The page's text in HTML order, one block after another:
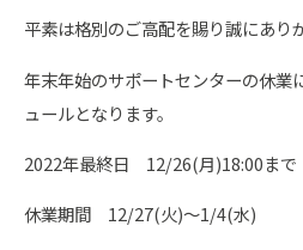
平素は格別のご高配を賜り誠にあり
年末年始のサポートセンターの休業
ュールとなります。
2022年最終日 12/26(月)18:00まで
休業期間 12/27(火)～1/4(水)